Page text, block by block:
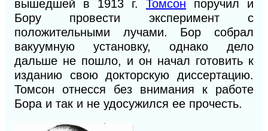
вышедшей в 1913 г. Томсон поручил и
Бору провести эксперимент с
положительными лучами. Бор собрал
вакуумную установку, однако дело
дальше не пошло, и он начал готовить к
изданию свою докторскую диссертацию.
Томсон отнесся без внимания к работе
Бора и так и не удосужился ее прочесть.